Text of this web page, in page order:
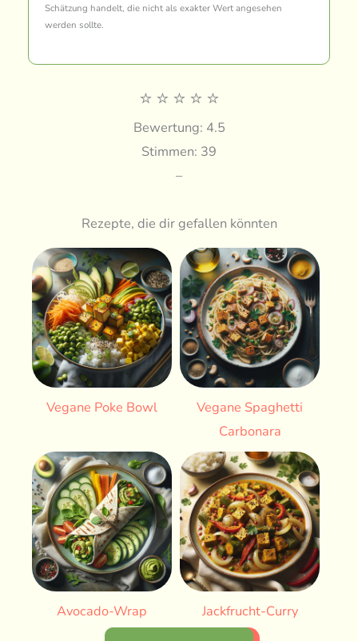
Schätzung handelt, die nicht als exakter Wert angesehen
werden sollte.
⭐ ⭐ ⭐ ⭐ ⭐
Bewertung: 4.5
Stimmen: 39
–
Rezepte, die dir gefallen könnten
Vegane Poke Bowl
Vegane Spaghetti
Carbonara
Avocado-Wrap Jackfrucht-Curry